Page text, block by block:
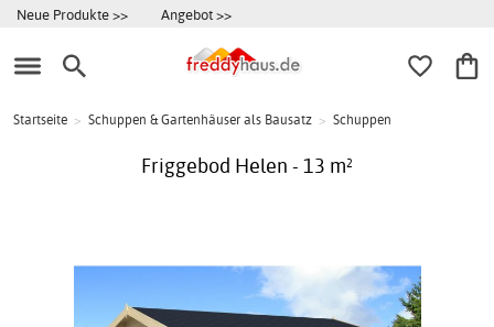
Neue Produkte >> Angebot >>
Startseite > Schuppen & Gartenhäuser als Bausatz > Schuppen
Friggebod Helen - 13 m²